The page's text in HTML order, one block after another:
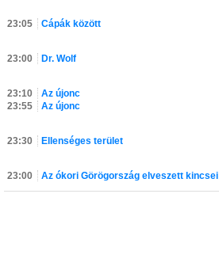
23:05 Cápák között
23:00 Dr. Wolf
23:10
Az újonc
23:55
Az újonc
23:30 Ellenséges terület
23:00 Az ókori Görögország elveszett kincsei